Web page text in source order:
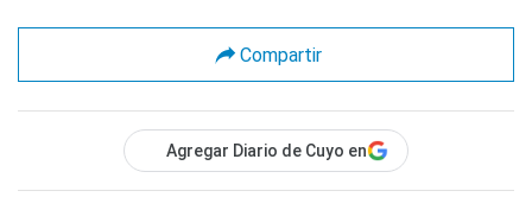
Compartir
Agregar Diario de Cuyo en